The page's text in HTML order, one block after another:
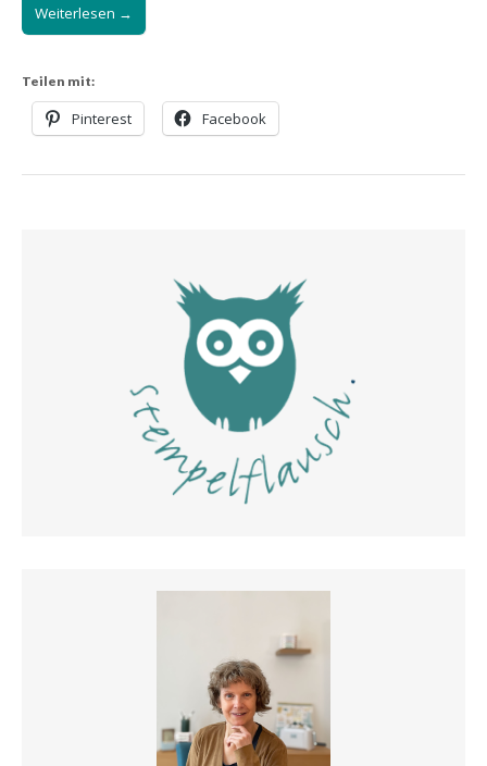
Weiterlesen →
Teilen mit:
Pinterest Facebook